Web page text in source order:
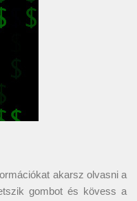
akarsz olvasni a
gombot és kövess a